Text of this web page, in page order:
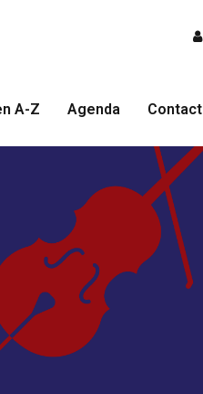
A-Z Agenda
Contact